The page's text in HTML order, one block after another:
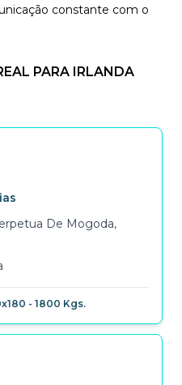
constante com o
PARA IRLANDA
De Mogoda,
- 1800 Kgs.